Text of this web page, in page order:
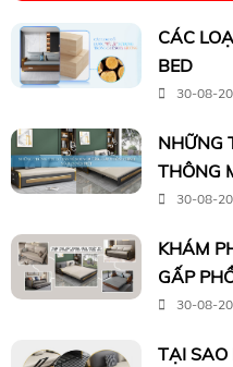
CÁC
BED
30-08-
NHỮNG
THÔNG
30-08-
KHÁM
GẤP
30-08-
TẠI SAO